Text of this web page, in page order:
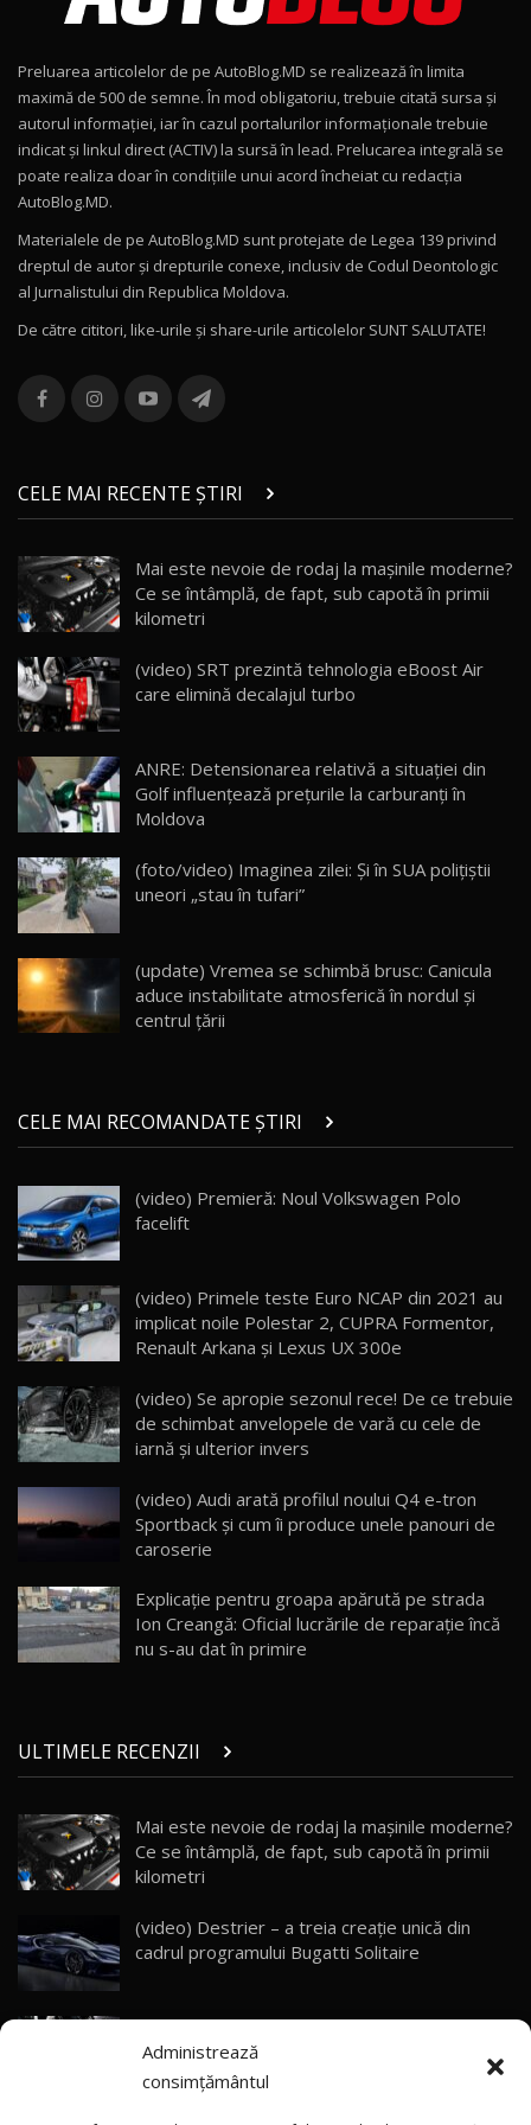
Administrează
consimțământul
15:22
Mercedes-AMG E 53 HYBRID 4MATIC+ / Test
Drive AutoBlog.MD
16:27
11
Noul Volvo ES90 / Test Drive AutoBlog.MD
12
Noul MG HS / Test Drive AutoBlog.MD
16:48
13
combină aventura cu luxul / AutoBlog.MD
36:08
chinez care face lumea să se întoarcă după el
/ AutoBlog.MD
17:27
15 14:37
16
AutoBlogMD
13:10
17 20:06
30:08
AutoBlog.MD
23:36
20
Noul ZEEKR 7X / Test Drive AutoBlog.MD
29:08
21
Micul BYD Dolphin Surf / Test Drive
AutoBlog.MD
16:59
22
Noua Mazda 6e / Test Drive AutoBlog.MD
26:59
23
Lynk & Co 01 / Test Drive AutoBlog.MD
25:19
24
ZEEKR 009: Cel mai Performant și Confortabil
Van Electric Testat în Moldova / AutoBlog.MD
26:38
25
mai Exclusiv și Puternic Defender Testat în
Moldova
32:21
26
AutoBlog.MD
10:57
Test Drive: Noile modele FENDT! Cum e să
28
Noul Geely Monjaro 2025! Mai ieftin și mai
dotat / Test Drive AutoBlog.MD
29
ZEEKR 9X - PRIMUL TEST DRIVE ÎN ROMÂNĂ!
CUM SE CONDUCE?
33:40
30
Primele impresii despre BYD Seal U DM-i,
Sealion 7 și Seal 5 DM-i / Test Drive
AutoBlog.MD
13:56
Preluarea articolelor de pe AutoBlog.MD se realizează în limita
maximă de 500 de semne. În mod obligatoriu, trebuie citată sursa și
autorul informației, iar în cazul portalurilor informaționale trebuie
indicat și linkul direct (ACTIV) la sursă în lead. Prelucarea integrală se
poate realiza doar în condițiile unui acord încheiat cu redacţia
AutoBlog.MD.
Materialele de pe AutoBlog.MD sunt protejate de Legea 139 privind
dreptul de autor și drepturile conexe, inclusiv de Codul Deontologic
al Jurnalistului din Republica Moldova.
De către cititori, like-urile şi share-urile articolelor SUNT SALUTATE!
CELE MAI RECENTE ȘTIRI
Mai este nevoie de rodaj la mașinile moderne?
Ce se întâmplă, de fapt, sub capotă în primii
kilometri
(video) SRT prezintă tehnologia eBoost Air
care elimină decalajul turbo
ANRE: Detensionarea relativă a situației din
Golf influențează prețurile la carburanți în
Moldova
(foto/video) Imaginea zilei: Și în SUA polițiștii
uneori „stau în tufari”
(update) Vremea se schimbă brusc: Canicula
aduce instabilitate atmosferică în nordul și
centrul țării
CELE MAI RECOMANDATE ȘTIRI
(video) Premieră: Noul Volkswagen Polo
facelift
(video) Primele teste Euro NCAP din 2021 au
implicat noile Polestar 2, CUPRA Formentor,
Renault Arkana şi Lexus UX 300e
(video) Se apropie sezonul rece! De ce trebuie
de schimbat anvelopele de vară cu cele de
iarnă şi ulterior invers
(video) Audi arată profilul noului Q4 e-tron
Sportback şi cum îi produce unele panouri de
caroserie
Explicaţie pentru groapa apărută pe strada
Ion Creangă: Oficial lucrările de reparaţie încă
nu s-au dat în primire
ULTIMELE RECENZII
Mai este nevoie de rodaj la mașinile moderne?
Ce se întâmplă, de fapt, sub capotă în primii
kilometri
(video) Destrier – a treia creație unică din
cadrul programului Bugatti Solitaire
(video) SRT prezintă tehnologia eBoost Air
care elimină decalajul turbo